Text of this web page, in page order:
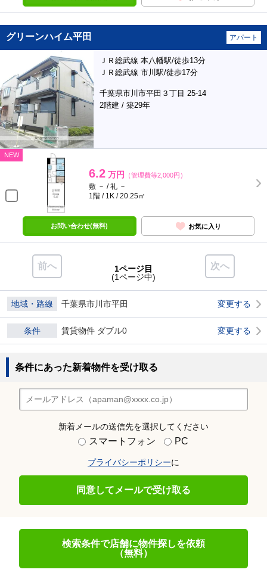
グリーンハイム平田 アパート
ＪＲ総武線 本八幡駅/徒歩13分
ＪＲ総武線 市川駅/徒歩17分
千葉県市川市平田３丁目 25-14
2階建 / 築29年
NEW
6.2 万円 （管理費等2,000円）
敷 － / 礼 －
1階 / 1K / 20.25㎡
お問い合わせ(無料) お気に入り
前へ 次へ
1ページ目
(1ページ中)
地域・路線 千葉県市川市平田 変更する
条件 賃貸物件 ダブル0 変更する
条件にあった新着物件を受け取る
新着メールの送信先を選択してください
スマートフォン PC
プライバシーポリシーに
同意してメールで受け取る
検索条件で店舗に物件探しを依頼
（無料）